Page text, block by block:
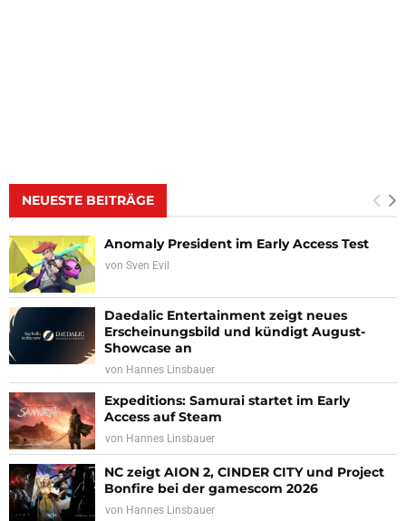
NEUESTE BEITRÄGE
Anomaly President im Early Access Test
von Sven Evil
Daedalic Entertainment zeigt neues
Erscheinungsbild und kündigt August-
Showcase an
von Hannes Linsbauer
Expeditions: Samurai startet im Early
Access auf Steam
von Hannes Linsbauer
NC zeigt AION 2, CINDER CITY und Project
Bonfire bei der gamescom 2026
von Hannes Linsbauer